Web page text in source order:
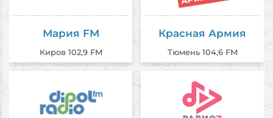
Мария FM
Киров 102,9 FM
Красная Армия
Тюмень 104,6 FM